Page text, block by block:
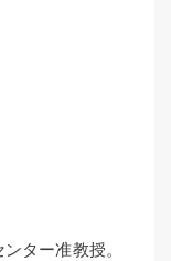
ター准教授。